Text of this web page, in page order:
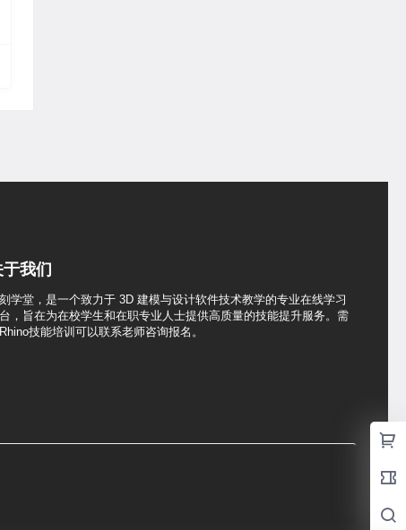
于我们
学堂，是一个致力于 3D 建模与设计软件技术教学的专业在线学习
，旨在为在校学生和在职专业人士提供高质量的技能提升服务。需
技能培训可以联系老师咨询报名。